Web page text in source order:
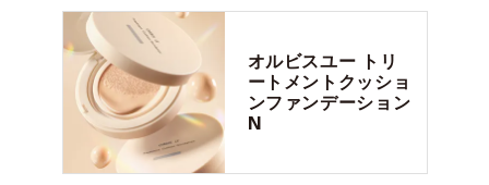
オルビスユー トリ
ートメントクッショ
ンファンデーション
N